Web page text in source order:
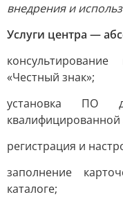
внедрения и
Услуги центра —
«Честный знак»;
установка ПО
регистрация и
заполнение
каталоге;